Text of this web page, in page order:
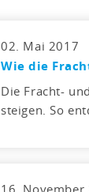
02. Mai 2017
Wie die
Die Fracht-
steigen. So
16. November